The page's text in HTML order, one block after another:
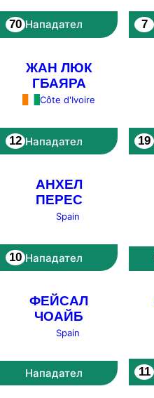
70 Нападател 7
ЖАН ЛЮК
ГБАЯРА
Côte d'Ivoire
12 Нападател 19
АНХЕЛ
ПЕРЕС
Spain
10 Нападател
ФЕЙСАЛ
ЧОАЙБ
Spain
Нападател 11